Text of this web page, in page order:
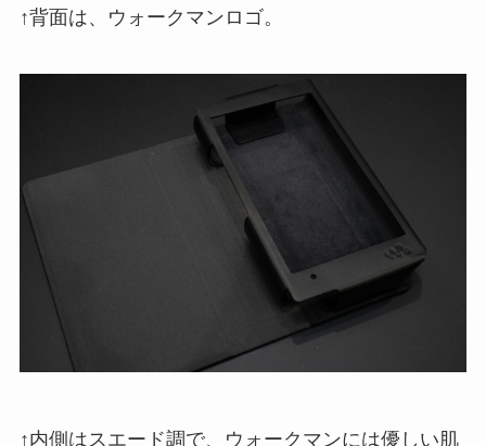
↑背面は、ウォークマンロゴ。
↑内側はスエード調で、ウォークマンには優しい肌